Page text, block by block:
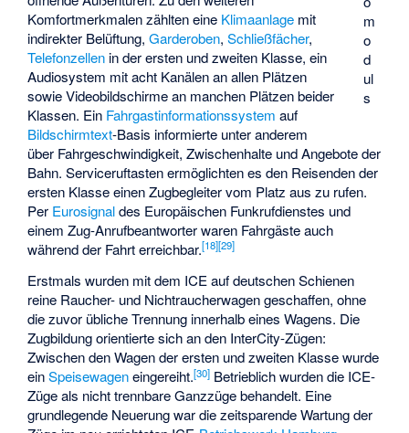
m
o
d
ul
s
Komfortmerkmalen zählten eine Klimaanlage mit
indirekter Belüftung,Garderoben,Schließfächer,
Telefonzellen in der ersten und zweiten Klasse, ein
Audiosystem mit acht Kanälen an allen Plätzen
sowie Videobildschirme an manchen Plätzen beider
Klassen. Ein Fahrgastinformationssystem auf
Bildschirmtext-Basis informierte unter anderem
über Fahrgeschwindigkeit, Zwischenhalte und Angebote der
Bahn. Serviceruftasten ermöglichten es den Reisenden der
ersten Klasse einen Zugbegleiter vom Platz aus zu rufen.
Per Eurosignaldes Europäischen Funkrufdienstes und
einem Zug-Anrufbeantworter waren Fahrgäste auch
während der Fahrt erreichbar.[18][29]
Erstmals wurden mit dem ICE auf deutschen Schienen
reine Raucher- und Nichtraucherwagen geschaffen, ohne
die zuvor übliche Trennung innerhalb eines Wagens. Die
Zugbildung orientierte sich an den InterCity-Zügen:
Zwischen den Wagen der ersten und zweiten Klasse wurde
einSpeisewageneingereiht.[30] Betrieblich wurden die ICE-
Züge als nicht trennbare Ganzzüge behandelt. Eine
grundlegende Neuerung war die zeitsparende Wartung der